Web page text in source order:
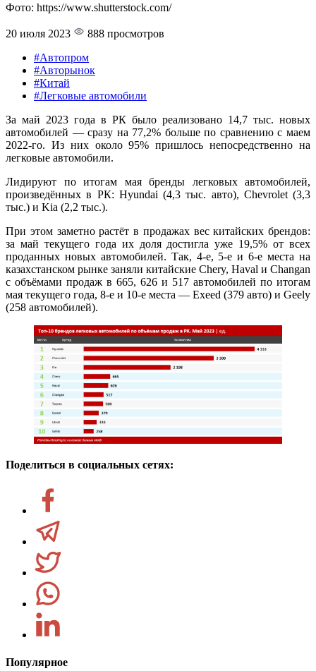
Фото: https://www.shutterstock.com/
20 июля 2023
888 просмотров
#Автопром
#Авторынок
#Китай
#Легковые автомобили
За май 2023 года в РК было реализовано 14,7 тыс. новых
автомобилей — сразу на 77,2% больше по сравнению с маем
2022-го. Из них около 95% пришлось непосредственно на
легковые автомобили.
Лидируют по итогам мая бренды легковых автомобилей,
произведённых в РК: Hyundai (4,3 тыс. авто), Chevrolet (3,3
тыс.) и Kia (2,2 тыс.).
При этом заметно растёт в продажах вес китайских брендов:
за май текущего года их доля достигла уже 19,5% от всех
проданных новых автомобилей. Так, 4-е, 5-е и 6-е места на
казахстанском рынке заняли китайские Chery, Haval и Changan
с объёмами продаж в 665, 626 и 517 автомобилей по итогам
мая текущего года, 8-е и 10-е места — Exeed (379 авто) и Geely
(258 автомобилей).
Поделиться в социальных сетях:
Популярное